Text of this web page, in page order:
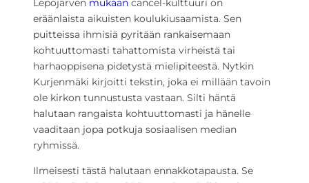
Lepojärven mukaan cancel-kulttuuri on
eräänlaista aikuisten koulukiusaamista. Sen
puitteissa ihmisiä pyritään rankaisemaan
kohtuuttomasti tahattomista virheistä tai
harhaoppisena pidetystä mielipiteestä. Nytkin
Kurjenmäki kirjoitti tekstin, joka ei millään tavoin
ole kirkon tunnustusta vastaan. Silti häntä
halutaan rangaista kohtuuttomasti ja hänelle
vaaditaan jopa potkuja sosiaalisen median
ryhmissä.
Ilmeisesti tästä halutaan ennakkotapausta. Se